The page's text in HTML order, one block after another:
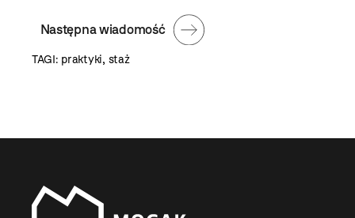
Następna wiadomość
TAGI: praktyki, staż